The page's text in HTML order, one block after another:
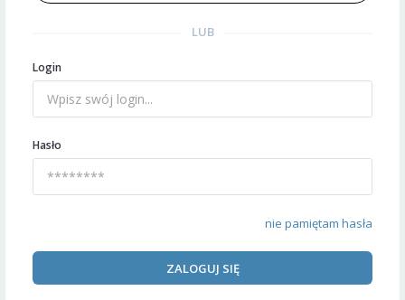
LUB
Login
Hasło
nie pamiętam hasła
ZALOGUJ SIĘ